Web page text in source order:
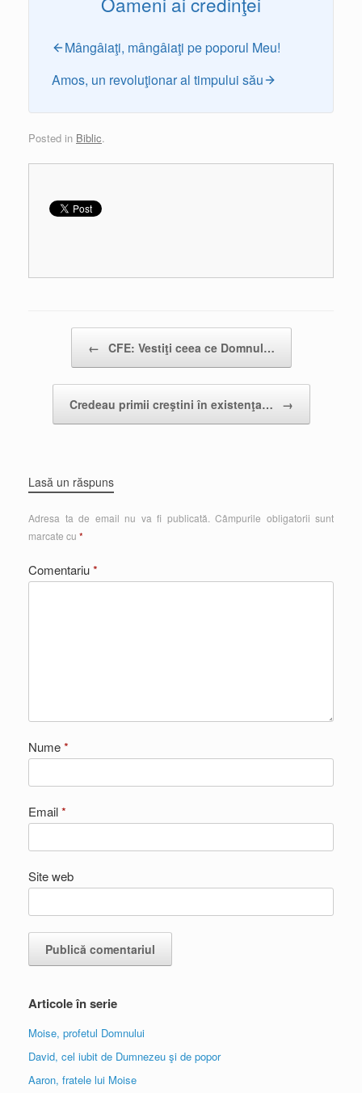
Mângâiaţi, mângâiaţi pe poporul Meu!
Amos, un revoluţionar al timpului său
Posted in Biblic.
← CFE: Vestiţi ceea ce Domnul…
Credeau primii creştini în existenţa… →
Lasă un răspuns
Adresa ta de email nu va fi publicată. Câmpurile obligatorii sunt
marcate cu *
Comentariu*
Nume*
Email*
Site web
Articole în serie
Moise, profetul Domnului
David, cel iubit de Dumnezeu şi de popor
Aaron, fratele lui Moise